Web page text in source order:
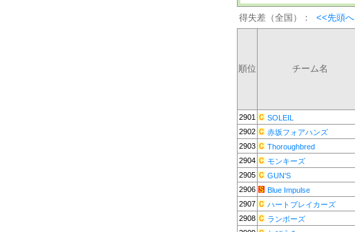
得失差（全国）： <<先頭へ
順位 チーム名
2901 SOLEIL
2902
赤坂フォアハンズ
2903
Thoroughbred
2904
モンキーズ
2905
GUN'S
2906
Blue Impulse
2907
ハートブレイカーズ
2908
ランボーズ